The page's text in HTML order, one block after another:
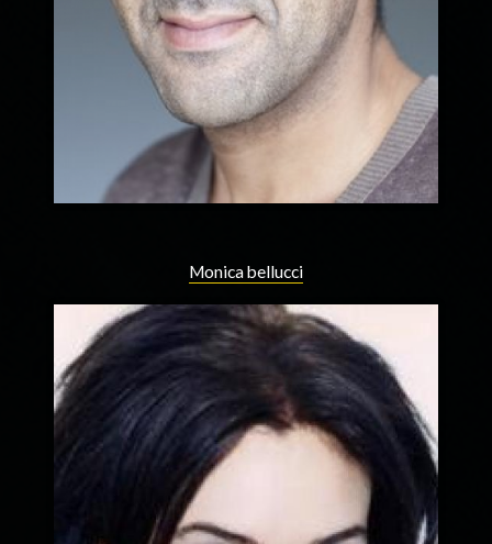
Monica bellucci